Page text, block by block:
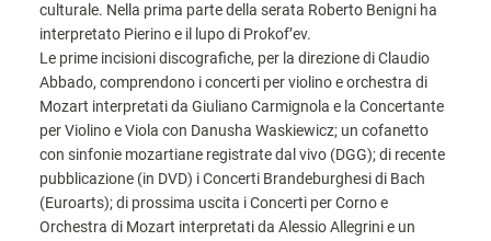
culturale. Nella prima parte della serata Roberto Benigni ha
interpretato Pierino e il lupo di Prokof’ev.
Le prime incisioni discografiche, per la direzione di Claudio
Abbado, comprendono i concerti per violino e orchestra di
Mozart interpretati da Giuliano Carmignola e la Concertante
per Violino e Viola con Danusha Waskiewicz; un cofanetto
con sinfonie mozartiane registrate dal vivo (DGG); di recente
pubblicazione (in DVD) i Concerti Brandeburghesi di Bach
(Euroarts); di prossima uscita i Concerti per Corno e
Orchestra di Mozart interpretati da Alessio Allegrini e un